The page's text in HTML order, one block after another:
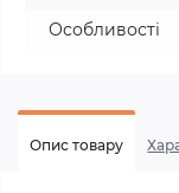
Особливості
Опис товару